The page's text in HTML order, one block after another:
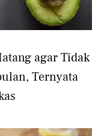
agar Tidak
Ternyata